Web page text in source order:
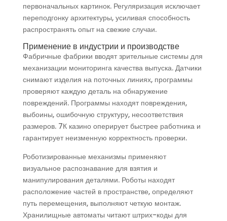
первоначальных картинок. Регуляризация исключает
переподгонку архитектуры, усиливая способность
распространять опыт на свежие случаи.
Применение в индустрии и производстве
Фабричные фабрики вводят зрительные системы для
механизации мониторинга качества выпуска. Датчики
снимают изделия на поточных линиях, программы
проверяют каждую деталь на обнаружение
повреждений. Программы находят повреждения,
выбоины, ошибочную структуру, несоответствия
размеров. 7К казино оперирует быстрее работника и
гарантирует неизменную корректность проверки.
Роботизированные механизмы применяют
визуальное распознавание для взятия и
манипулирования деталями. Роботы находят
расположение частей в пространстве, определяют
путь перемещения, выполняют четкую монтаж.
Хранилищные автоматы читают штрих-коды для